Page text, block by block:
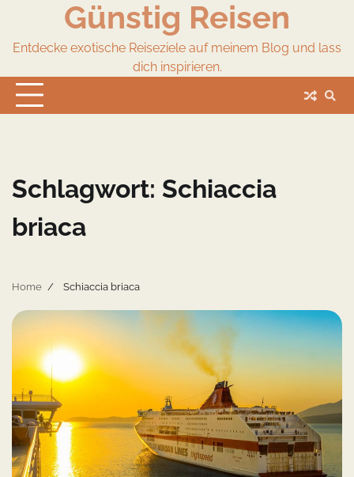
content
Günstig Reisen
Entdecke exotische Reiseziele auf meinem Blog und lass
dich inspirieren.
Schlagwort: Schiaccia
briaca
Home Schiaccia briaca